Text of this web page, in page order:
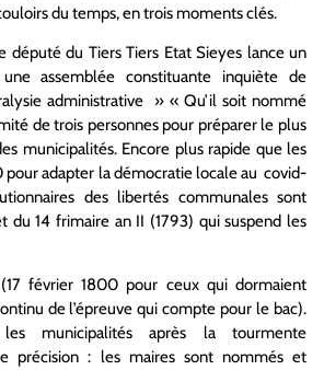
du temps, en trois moments clés.
député du Tiers Tiers Etat Sieyes lance un
assemblée constituante inquiète de
administrative » « Qu’il soit nommé
de trois personnes pour préparer le plus
municipalités. Encore plus rapide que les
adapter la démocratie locale au covid-
des libertés communales sont
du 14 frimaire an II (1793) qui suspend les
(17 février 1800 pour ceux qui dormaient
de l’épreuve qui compte pour le bac).
municipalités après la tourmente
précision : les maires sont nommés et